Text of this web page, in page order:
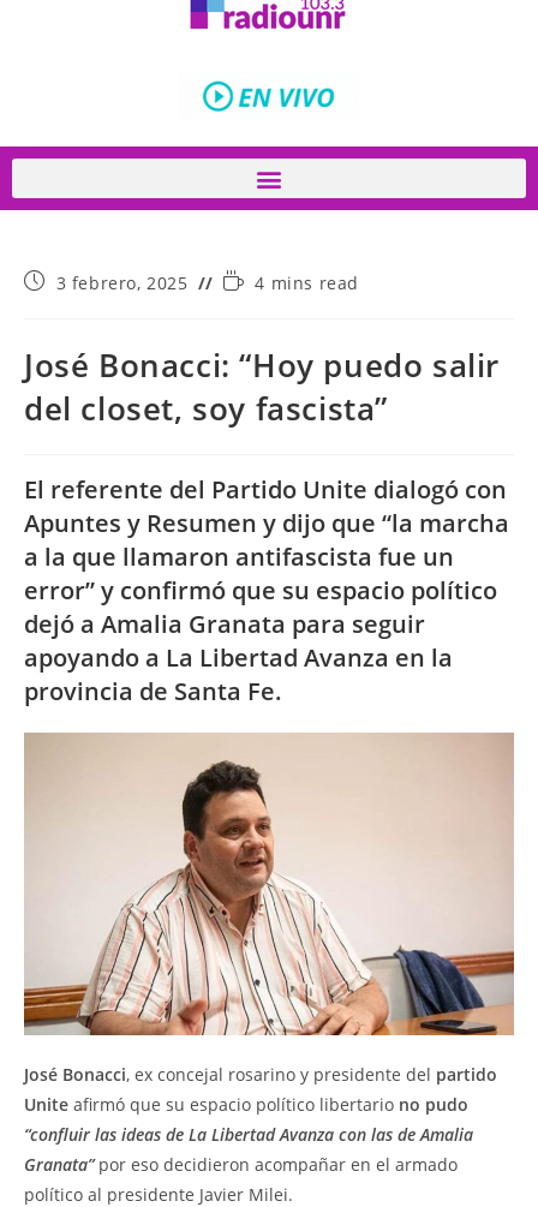
3 febrero, 2025 4 mins read
José Bonacci: “Hoy puedo salir
del closet, soy fascista”
El referente del Partido Unite dialogó con
Apuntes y Resumen y dijo que “la marcha
a la que llamaron antifascista fue un
error” y confirmó que su espacio político
dejó a Amalia Granata para seguir
apoyando a La Libertad Avanza en la
provincia de Santa Fe.
José Bonacci, ex concejal rosarino y presidente del partido
Unite afirmó que su espacio político libertario no pudo
“confluir las ideas de La Libertad Avanza con las de Amalia
Granata”por eso decidieron acompañar en el armado
político al presidente Javier Milei.